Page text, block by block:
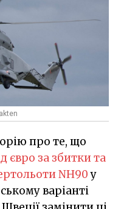
про те, що
євро за збитки та
NH90у
варіанті